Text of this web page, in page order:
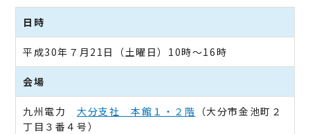
日時
平成30年７月21日（土曜日）10時～16時
会場
九州電力 大分支社 本館１・２階 （大分市金池町２
丁目３番４号）